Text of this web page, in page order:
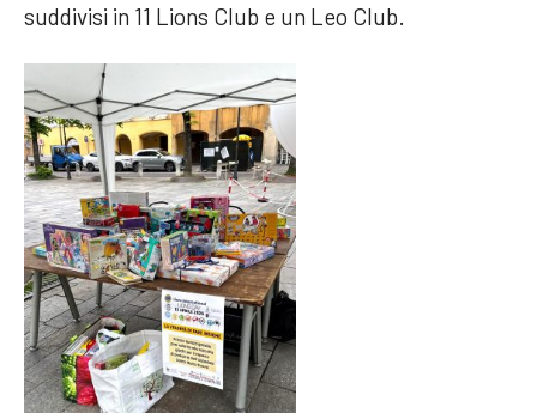
suddivisi in 11 Lions Club e un Leo Club.